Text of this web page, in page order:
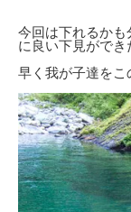
今回は下れるか
に良い下見ができ
早く我が子達をこ